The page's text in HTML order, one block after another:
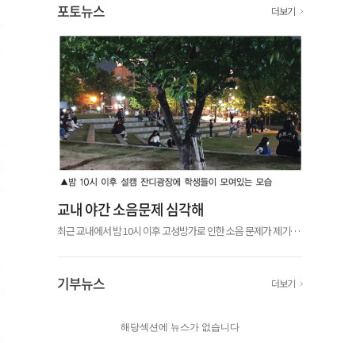
포토뉴스 더보기
교내 야간 소음문제 심각해
최근 교내에서 밤 10시 이후 고성방가로 인한 소음 문제가 제기됐
편을 표하는 글...
기부뉴스 더보기
해당섹션에 뉴스가 없습니다